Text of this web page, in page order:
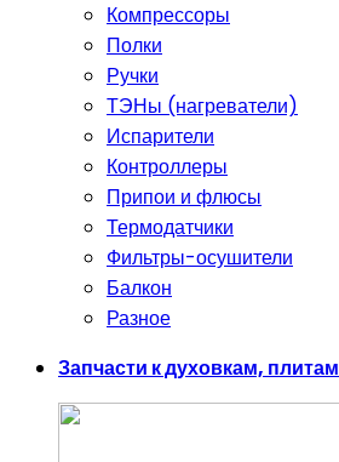
Компрессоры
Полки
Ручки
ТЭНы (нагреватели)
Испарители
Контроллеры
Припои и флюсы
Термодатчики
Фильтры-осушители
Балкон
Разное
Запчасти к духовкам, плитам